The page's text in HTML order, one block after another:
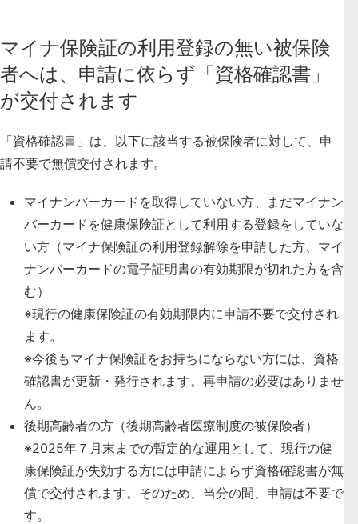
マイナ保険証の利用登録の無い被保険
者へは、申請に依らず「資格確認書」
が交付されます
「資格確認書」は、以下に該当する被保険者に対して、申
請不要で無償交付されます。
マイナンバーカードを取得していない方、まだマイナン
バーカードを健康保険証として利用する登録をしていな
い方（マイナ保険証の利用登録解除を申請した方、マイ
ナンバーカードの電子証明書の有効期限が切れた方を含
む）
※現行の健康保険証の有効期限内に申請不要で交付され
ます。
※今後もマイナ保険証をお持ちにならない方には、資格
確認書が更新・発行されます。再申請の必要はありませ
ん。
後期高齢者の方（後期高齢者医療制度の被保険者）
※2025年７月末までの暫定的な運用として、現行の健
康保険証が失効する方には申請によらず資格確認書が無
償で交付されます。そのため、当分の間、申請は不要で
す。